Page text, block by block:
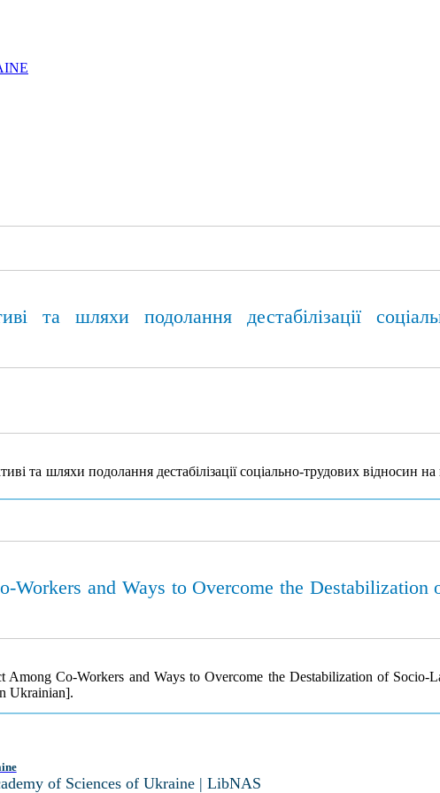
та шляхи подолання дестабілізації
та шляхи подолання дестабілізації соціально-трудових відносин
and Ways to Overcome the Destabilization
Co-Workers and Ways to Overcome the Destabilization of Socio-
Ukrainian].
of Sciences of Ukraine | LibNAS